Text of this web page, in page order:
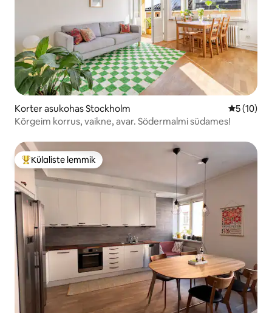
Korter asukohas Stockholm Keskmine
5 (10)
Kõrgeim korrus, vaikne, avar. Södermalmi südames!
Külaliste suur lemmik
Külaliste lemmik